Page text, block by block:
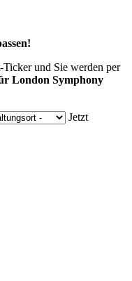
und Sie werden per
London Symphony
Jetzt